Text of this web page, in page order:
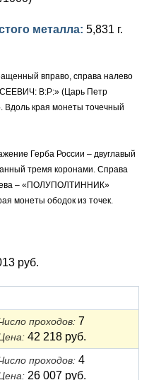
металла: 5,831 г.
вправо, справа налево
В:Р:» (Царь Петр
Вдоль края монеты точечный
Герба России – двуглавый
тремя коронами. Справа
– «ПОЛУПОЛТИННИК»
монеты ободок из точек.
руб.
проходов: 7
42 218 руб.
проходов: 4
26 007 руб.